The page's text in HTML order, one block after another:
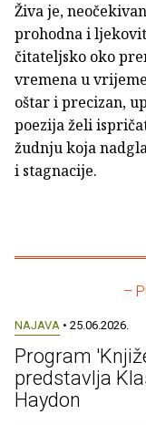
Živa je,
prohodna i
čitateljsko oko
vremena u
oštar i precizan,
poezija želi
žudnju koja
i stagnacije.
–
NAJAVA • 25.06.2026.
Program
predstavlja
Haydon